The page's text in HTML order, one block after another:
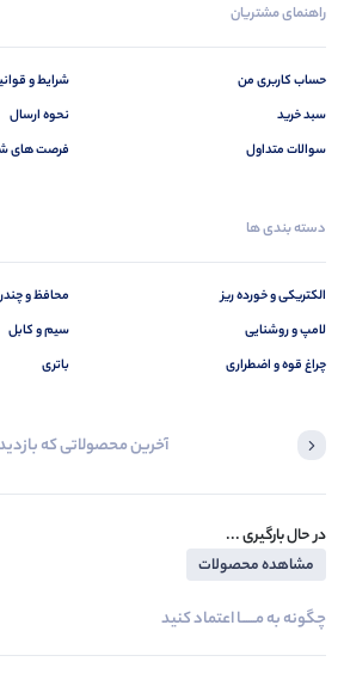
راهنمای مشتریان
حساب کاربری من
سبد خرید
سوالات متداول
شرایط و
نحوه ارسال
فرصت های
دسته بندی ها
الکتریکی و خورده ریز
لامپ و روشنایی
چراغ قوه و اضطراری
محافظ و
سیم و کابل
باتری
آخرین محصولاتی که
در حال بارگیری ...
مشاهده محصولات
چگونه به مــــــا اعتماد کنید